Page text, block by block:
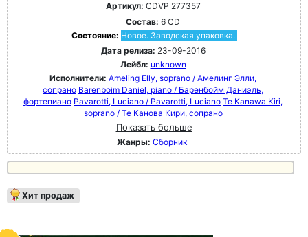
Артикул: CDVP 277357
Состав: 6 CD
Состояние: Новое. Заводская упаковка.
Дата релиза: 23-09-2016
Лейбл: unknown
Исполнители: Ameling Elly, soprano / Амелинг Элли,
сопрано Barenboim Daniel, piano / Баренбойм Даниэль,
фортепиано Pavarotti, Luciano / Pavarotti, Luciano Te Kanawa Kiri,
soprano / Те Канова Кири, сопрано
Показать больше
Жанры: Сборник
Хит продаж